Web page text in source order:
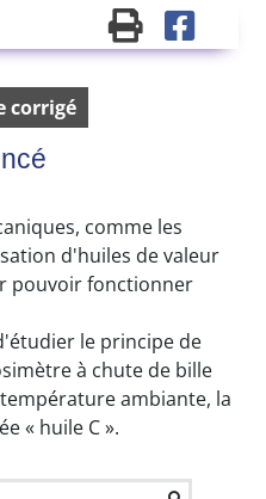
corrigé
comme les
d'huiles de valeur
pouvoir fonctionner
le principe de
à chute de bille
ambiante, la
« huile C ».